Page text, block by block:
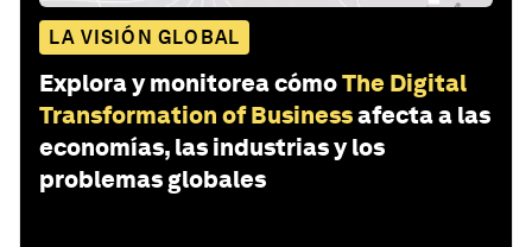
LA VISIÓN GLOBAL
Explora y monitorea cómoThe Digital
Transformation of Businessafecta a las
economías, las industrias y los
problemas globales